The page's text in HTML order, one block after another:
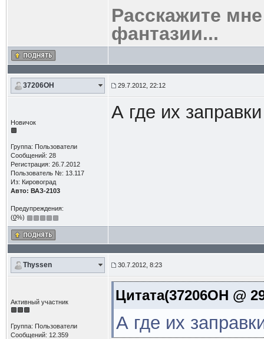
Расскажите
фантазии...
37206OH 29.7.2012, 22:12
Новичок
Группа: Пользователи
Сообщений: 28
Регистрация: 26.7.2012
Пользователь №: 13.117
Из: Кировоград
Авто: ВАЗ-2103
Предупреждения:
(0%)
А где их
Thyssen 30.7.2012, 8:23
Активный участник
Группа: Пользователи
Сообщений: 12.359
Цитата(37206OH @
А где их